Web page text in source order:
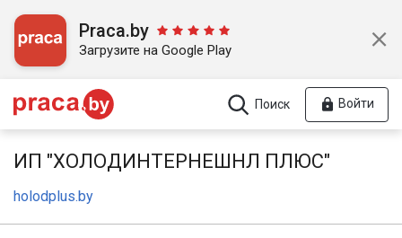
Praca.by
Загрузите на Google Play
Поиск Войти
ИП "ХОЛОДИНТЕРНЕШНЛ ПЛЮС"
holodplus.by